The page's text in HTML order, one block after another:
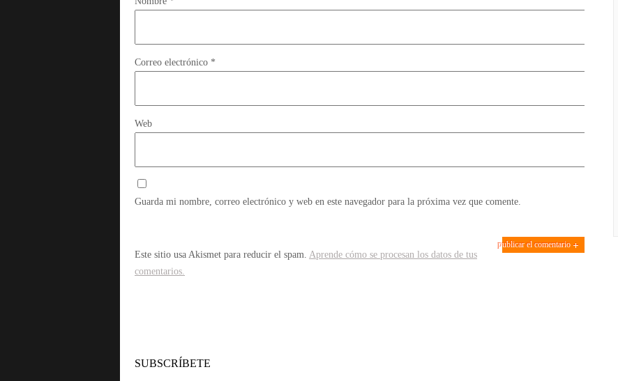
Correo electrónico *
Web
Guarda mi nombre, correo electrónico y web en este navegador para la próxima vez que comente.
Este sitio usa Akismet para reducir el spam. Aprende cómo se procesan los datos de tus
comentarios.
SUBSCRÍBETE